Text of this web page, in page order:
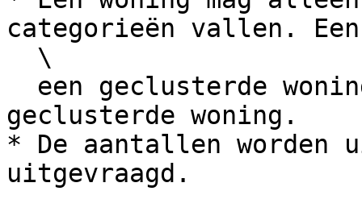
categorieën vallen.
geclusterde woning.
* De aantallen worden
uitgevraagd.